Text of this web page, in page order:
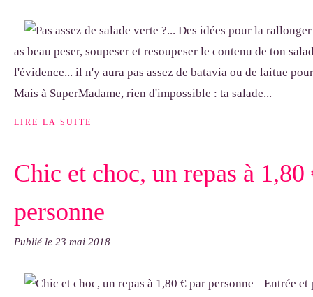
as beau peser, soupeser et resoupeser le contenu de ton
l'évidence... il n'y aura pas assez de batavia ou de laitue
Mais à SuperMadame, rien d'impossible : ta salade...
LIRE LA SUITE
Chic et choc, un repas à 1,80
personne
Publié le 23 mai 2018
Entrée et